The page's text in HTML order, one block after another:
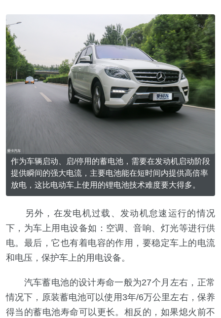
作为车辆启动、启/停用的蓄电池，需要在发动机启动阶段
提供瞬间的强大电流，主要电池能在短时间内提供高倍率
放电，这比电动车上使用的锂电池技术难度要大得多。
另外，在发电机过载、发动机怠速运行的情况
下，为车上用电设备如：空调、音响、灯光等进行供
电。最后，它也有着电容的作用，要稳定车上的电流
和电压，保护车上的用电设备。
汽车蓄电池的设计寿命一般为27个月左右，正常
情况下，原装蓄电池可以使用3年/6万公里左右，保养
得当的蓄电池寿命可以更长。相反的，如果熄火前不